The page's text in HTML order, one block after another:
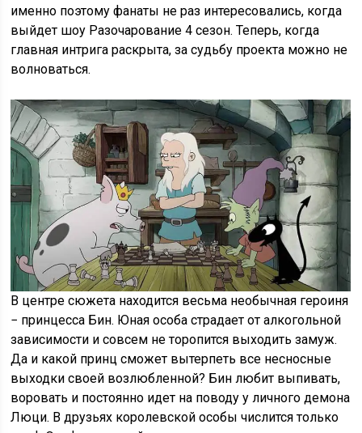
именно поэтому фанаты не раз интересовались, когда
выйдет шоу Разочарование 4 сезон. Теперь, когда
главная интрига раскрыта, за судьбу проекта можно не
волноваться.
В центре сюжета находится весьма необычная героиня
− принцесса Бин. Юная особа страдает от алкогольной
зависимости и совсем не торопится выходить замуж.
Да и какой принц сможет вытерпеть все несносные
выходки своей возлюбленной? Бин любит выпивать,
воровать и постоянно идет на поводу у личного демона
Люци. В друзьях королевской особы числится только